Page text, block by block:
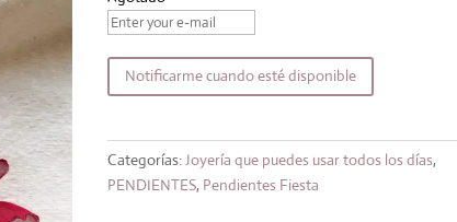
era:
17,99€.15,29€.
Notificarme cuando esté disponible
Categorías: Joyería que puedes usar todos los días,
PENDIENTES, Pendientes Fiesta